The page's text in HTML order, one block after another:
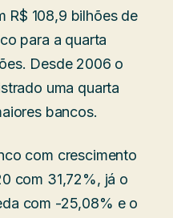
R$ 108,9 bilhões de
para a quarta
Desde 2006 o
uma quarta
bancos.
com crescimento
com 31,72%, já o
com -25,08% e o